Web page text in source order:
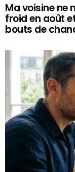
Ma voisine ne
froid en août
bouts de